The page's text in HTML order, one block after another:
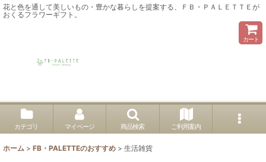
花と色を通して美しいもの・豊かな暮らしを提案する、ＦＢ・ＰＡＬＥＴＴＥが
おくるフラワーギフト。
カート
カテゴリ マイページ 商品検索 ご利用案内
ホーム > FB・PALETTEのおすすめ > 生活雑貨